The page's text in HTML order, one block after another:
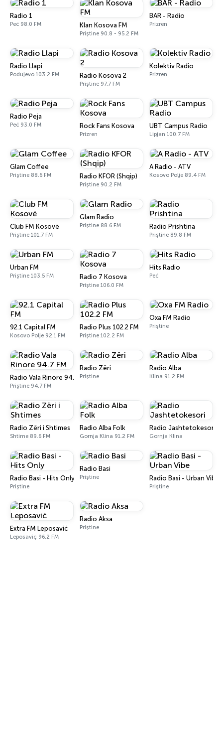
Radio 1
Peć 98.0 FM Klan Kosova FM
Priştine 90.8 - 95.2 FM
BAR - Radio
Prizren
Radio Llapi
Podujevo 103.2 FM Radio Kosova 2
Priştine 97.7 FM
Kolektiv Radio
Prizren
Radio Peja
Peć 93.0 FM Rock Fans Kosova
Prizren
UBT Campus Radio
Lipjan 100.7 FM
Glam Coffee
Priştine 88.6 FM Radio KFOR (Shqip)
Priştine 90.2 FM
A Radio - ATV
Kosovo Polje 89.4 FM
Club FM Kosovë
Priştine 101.7 FM
Glam Radio
Priştine 88.6 FM Radio Prishtina
Priştine 89.8 FM
Urban FM
Priştine 103.5 FM Radio 7 Kosova
Priştine 106.0 FM
Hits Radio
Peć
92.1 Capital FM
Kosovo Polje 92.1 FM
Radio Plus 102.2 FM
Priştine 102.2 FM
Oxa FM Radio
Priştine
Radio Vala Rinore 94.7 FM
Priştine 94.7 FM
Radio Zëri
Priştine
Radio Alba
Klina 91.2 FM
Radio Zëri i Shtimes
Shtime 89.6 FM
Radio Alba Folk
Gornja Klina 91.2 FM
Radio Jashtetokesori
Gornja Klina
Radio Basi - Hits Only
Priştine
Radio Basi
Priştine Radio Basi - Urban Vibe
Priştine
Extra FM Leposavić
Leposaviç 96.2 FM
Radio Aksa
Priştine